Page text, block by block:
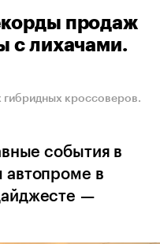
продаж
с лихачами.
гибридных кроссоверов.
события в
в
—